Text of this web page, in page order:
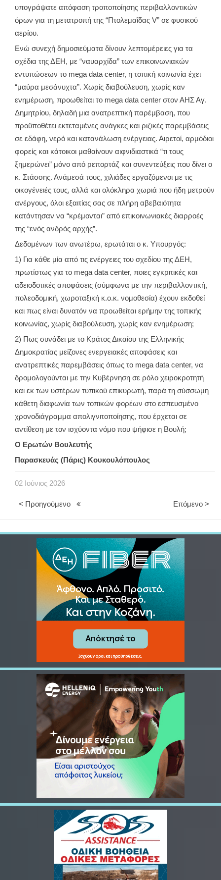
υπογράψατε απόφαση τροποποίησης περιβαλλοντικών
όρων για τη μετατροπή της “Πτολεμαΐδας V” σε φυσικού
αερίου.
Ενώ συνεχή δημοσιεύματα δίνουν λεπτομέρειες για τα
σχέδια της ΔΕΗ, με “ναυαρχίδα” των επικοινωνιακών
εντυπώσεων το mega data center, η τοπική κοινωνία έχει
“μαύρα μεσάνυχτα”. Χωρίς διαβούλευση, χωρίς καν
ενημέρωση, προωθείται το mega data center στον ΑΗΣ Αγ.
Δημητρίου, δηλαδή μια ανατρεπτική παρέμβαση, που
προϋποθέτει εκτεταμένες ανάγκες και ριζικές παρεμβάσεις
σε εδάφη, νερό και κατανάλωση ενέργειας. Αιρετοί, αρμόδιοι
φορείς και κάτοικοι μαθαίνουν αιφνιδιαστικά “τι τους
ξημερώνει” μόνο από ρεπορτάζ και συνεντεύξεις που δίνει ο
κ. Στάσσης. Ανάμεσά τους, χιλιάδες εργαζόμενοι με τις
οικογένειές τους, αλλά και ολόκληρα χωριά που ήδη μετρούν
ανέργους, όλοι εξαιτίας σας σε πλήρη αβεβαιότητα
κατάντησαν να “κρέμονται” από επικοινωνιακές διαρροές
της “ενός ανδρός αρχής”.
Δεδομένων των ανωτέρω, ερωτάται ο κ. Υπουργός:
1) Για κάθε μία από τις ενέργειες του σχεδίου της ΔΕΗ,
πρωτίστως για το mega data center, ποιες εγκριτικές και
αδειοδοτικές αποφάσεις (σύμφωνα με την περιβαλλοντική,
πολεοδομική, χωροταξική κ.ο.κ. νομοθεσία) έχουν εκδοθεί
και πως είναι δυνατόν να προωθείται ερήμην της τοπικής
κοινωνίας, χωρίς διαβούλευση, χωρίς καν ενημέρωση;
2) Πως συνάδει με το Κράτος Δικαίου της Ελληνικής
Δημοκρατίας μείζονες ενεργειακές αποφάσεις και
ανατρεπτικές παρεμβάσεις όπως το mega data center, να
δρομολογούνται με την Κυβέρνηση σε ρόλο χειροκροτητή
και εκ των υστέρων τυπικού επικυρωτή, παρά τη σύσσωμη
κάθετη διαφωνία των τοπικών φορέων στο εσπευσμένο
χρονοδιάγραμμα απολιγνιτοποίησης, που έρχεται σε
αντίθεση με τον ισχύοντα νόμο που ψήφισε η Βουλή;
Ο Ερωτών Βουλευτής
Παρασκευάς (Πάρις) Κουκουλόπουλος
02 Ιούνιος 2026
< Προηγούμενο Επόμενο >